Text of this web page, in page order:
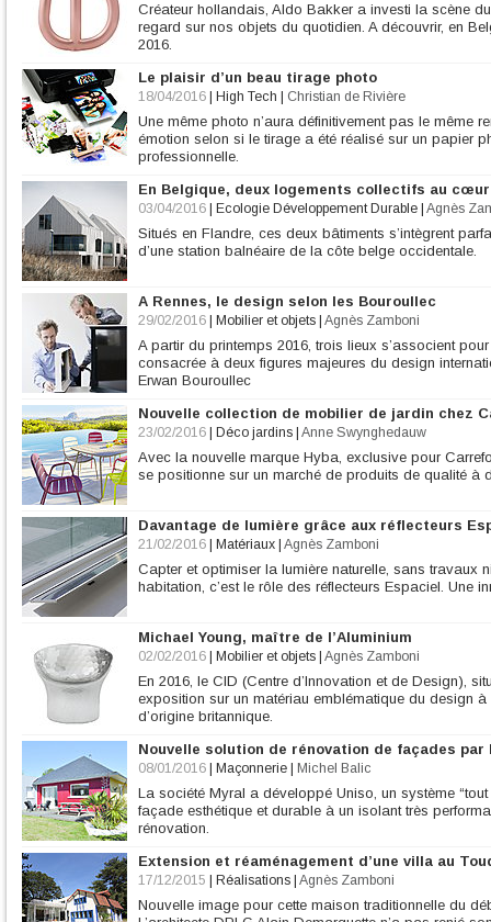
Créateur hollandais, Aldo Bakker a investi la scène
regard sur nos objets du quotidien. A découvrir, en
2016.
Le plaisir d’un beau tirage photo
18/04/2016 High Tech Christian de Rivière
Une même photo n’aura définitivement pas le même
émotion selon si le tirage a été réalisé sur un papier
professionnelle.
En Belgique, deux logements collectifs au
03/04/2016 Ecologie Développement Durable Agnès
Situés en Flandre, ces deux bâtiments s’intègrent
d’une station balnéaire de la côte belge occidentale.
A Rennes, le design selon les Bouroullec
29/02/2016 Mobilier et objets Agnès Zamboni
A partir du printemps 2016, trois lieux s’associent
consacrée à deux figures majeures du design
Erwan Bouroullec
Nouvelle collection de mobilier de jardin chez
23/02/2016 Déco jardins Anne Swynghedauw
Avec la nouvelle marque Hyba, exclusive pour
se positionne sur un marché de produits de qualité à
Davantage de lumière grâce aux réflecteurs
21/02/2016 Matériaux Agnès Zamboni
Capter et optimiser la lumière naturelle, sans travaux
habitation, c’est le rôle des réflecteurs Espaciel. Une
Michael Young, maître de l’Aluminium
02/02/2016 Mobilier et objets Agnès Zamboni
En 2016, le CID (Centre d’Innovation et de Design),
exposition sur un matériau emblématique du design
d’origine britannique.
Nouvelle solution de rénovation de façades par
08/01/2016 Maçonnerie Michel Balic
La société Myral a développé Uniso, un système
façade esthétique et durable à un isolant très
rénovation.
Extension et réaménagement d’une villa au
17/12/2015 Réalisations Agnès Zamboni
Nouvelle image pour cette maison traditionnelle du